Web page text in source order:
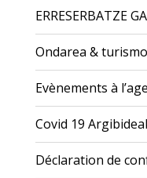
ERRESERBATZE
Ondarea &
Evènements à
Covid 19
Déclaration de